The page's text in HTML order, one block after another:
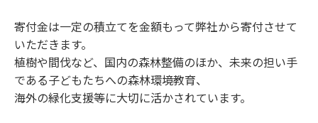
寄付金は一定の積立てを金額もって弊社から寄付させて
いただきます。
植樹や間伐など、国内の森林整備のほか、未来の担い手
である子どもたちへの森林環境教育、
海外の緑化支援等に大切に活かされています。